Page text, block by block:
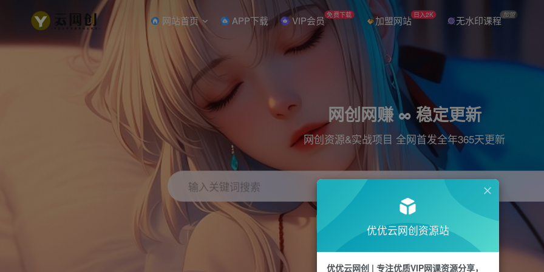
网站首页 APP下载 VIP会员 免费下载 加盟网站 日入2K 无水印课程 加盟
网创网赚 ∞ 稳定更新
网创资源&实战项目 全网首发全年365天更新
输入关键词搜索
引流 直播 电商 剪辑
优优云网创资源站
优优云网创 | 专注优质VIP网课资源分享，